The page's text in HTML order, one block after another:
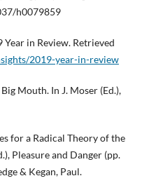
h0079859
in Review. Retrieved
2019-year-in-review
Mouth. In J. Moser (Ed.),
for a Radical Theory of the
Pleasure and Danger (pp.
& Kegan, Paul.